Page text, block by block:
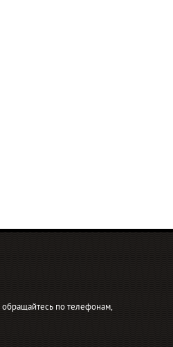
по телефонам,